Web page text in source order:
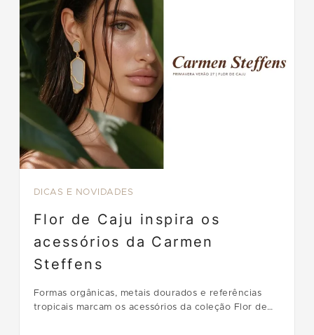
DICAS E NOVIDADES
Flor de Caju inspira os
acessórios da Carmen
Steffens
Formas orgânicas, metais dourados e referências
tropicais marcam os acessórios da coleção Flor de